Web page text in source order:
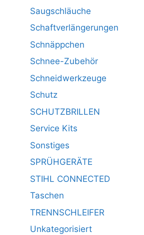
Saugschläuche
Schaftverlängerungen
Schnäppchen
Schnee-Zubehör
Schneidwerkzeuge
Schutz
SCHUTZBRILLEN
Service Kits
Sonstiges
SPRÜHGERÄTE
STIHL CONNECTED
Taschen
TRENNSCHLEIFER
Unkategorisiert